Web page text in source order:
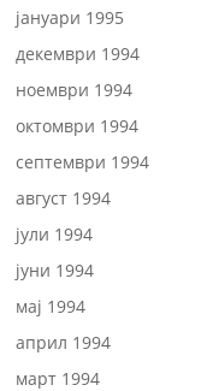
јануари 1995
декември 1994
ноември 1994
октомври 1994
септември 1994
август 1994
јули 1994
јуни 1994
мај 1994
април 1994
март 1994